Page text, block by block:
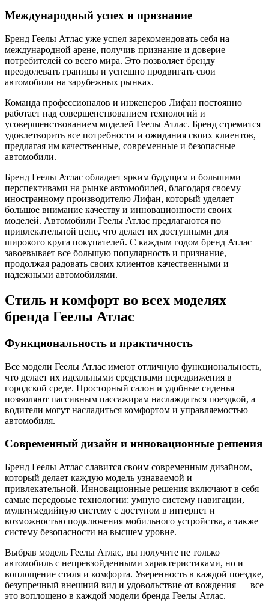
Международный успех и признание
Бренд Геелы Атлас уже успел зарекомендовать себя на
международной арене, получив признание и доверие
потребителей со всего мира. Это позволяет бренду
преодолевать границы и успешно продвигать свои
автомобили на зарубежных рынках.
Команда профессионалов и инженеров Лифан постоянно
работает над совершенствованием технологий и
усовершенствованием моделей Геелы Атлас. Бренд стремится
удовлетворить все потребности и ожидания своих клиентов,
предлагая им качественные, современные и безопасные
автомобили.
Бренд Геелы Атлас обладает ярким будущим и большими
перспективами на рынке автомобилей, благодаря своему
иностранному производителю Лифан, который уделяет
большое внимание качеству и инновационности своих
моделей. Автомобили Геелы Атлас предлагаются по
привлекательной цене, что делает их доступными для
широкого круга покупателей. С каждым годом бренд Атлас
завоевывает все большую популярность и признание,
продолжая радовать своих клиентов качественными и
надежными автомобилями.
Стиль и комфорт во всех моделях
бренда Геелы Атлас
Функциональность и практичность
Все модели Геелы Атлас имеют отличную функциональность,
что делает их идеальными средствами передвижения в
городской среде. Просторный салон и удобные сиденья
позволяют пассивным пассажирам наслаждаться поездкой, а
водители могут насладиться комфортом и управляемостью
автомобиля.
Современный дизайн и инновационные решения
Бренд Геелы Атлас славится своим современным дизайном,
который делает каждую модель узнаваемой и
привлекательной. Инновационные решения включают в себя
самые передовые технологии: умную систему навигации,
мультимедийную систему с доступом в интернет и
возможностью подключения мобильного устройства, а также
систему безопасности на высшем уровне.
Выбрав модель Геелы Атлас, вы получите не только
автомобиль с непревзойденными характеристиками, но и
воплощение стиля и комфорта. Уверенность в каждой поездке,
безупречный внешний вид и удовольствие от вождения — все
это воплощено в каждой модели бренда Геелы Атлас.